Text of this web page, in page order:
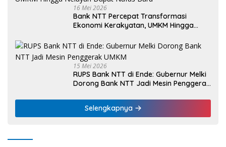
16 Mei 2026
Bank NTT Percepat Transformasi
Ekonomi Kerakyatan, UMKM Hingga
15 Mei 2026
RUPS Bank NTT di Ende: Gubernur Melki
Dorong Bank NTT Jadi Mesin Penggerak
Selengkapnya